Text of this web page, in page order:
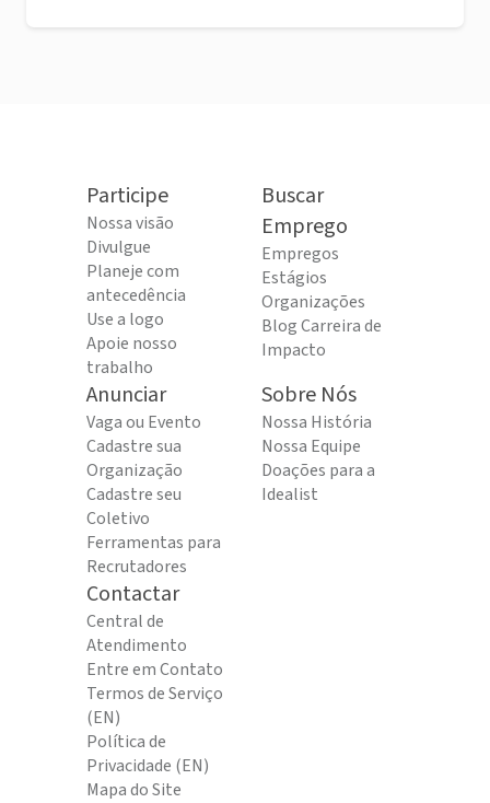
Participe
Nossa visão
Divulgue
Planeje com
antecedência
Use a logo
Apoie nosso
trabalho
Buscar
Emprego
Empregos
Estágios
Organizações
Blog Carreira de
Impacto
Anunciar
Vaga ou Evento
Cadastre sua
Organização
Cadastre seu
Coletivo
Ferramentas para
Recrutadores
Sobre Nós
Nossa História
Nossa Equipe
Doações para a
Idealist
Contactar
Central de
Atendimento
Entre em Contato
Termos de Serviço
(EN)
Política de
Privacidade (EN)
Mapa do Site